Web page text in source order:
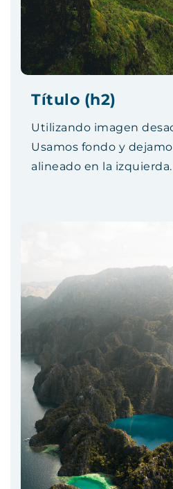
Título (h2)
Utilizando imagen
Usamos fondo y
alineado en la izquierda.